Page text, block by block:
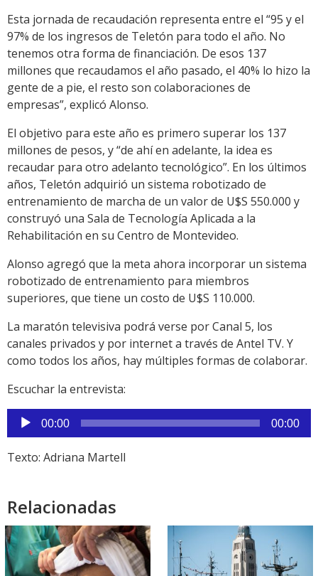
Esta jornada de recaudación representa entre el “95 y el
97% de los ingresos de Teletón para todo el año. No
tenemos otra forma de financiación. De esos 137
millones que recaudamos el año pasado, el 40% lo hizo la
gente de a pie, el resto son colaboraciones de
empresas”, explicó Alonso.
El objetivo para este año es primero superar los 137
millones de pesos, y “de ahí en adelante, la idea es
recaudar para otro adelanto tecnológico”. En los últimos
años, Teletón adquirió un sistema robotizado de
entrenamiento de marcha de un valor de U$S 550.000 y
construyó una Sala de Tecnología Aplicada a la
Rehabilitación en su Centro de Montevideo.
Alonso agregó que la meta ahora incorporar un sistema
robotizado de entrenamiento para miembros
superiores, que tiene un costo de U$S 110.000.
La maratón televisiva podrá verse por Canal 5, los
canales privados y por internet a través de Antel TV. Y
como todos los años, hay múltiples formas de colaborar.
Escuchar la entrevista:
Reproductor
de
audio
00:00 00:00
Texto: Adriana Martell
Relacionadas